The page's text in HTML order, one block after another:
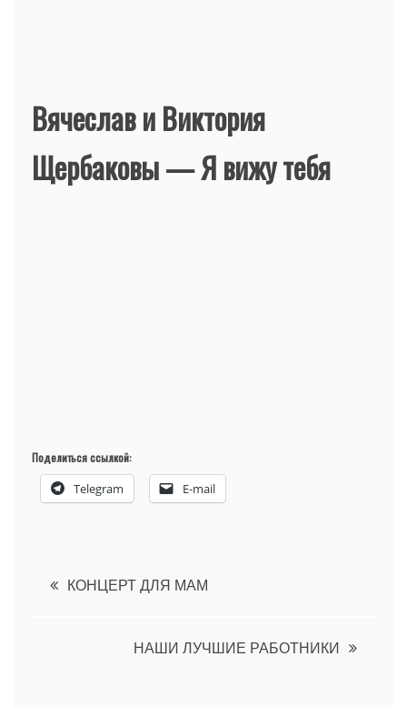
Вячеслав и Виктория
Щербаковы — Я вижу тебя
Поделиться ссылкой:
Telegram E-mail
Навигация
КОНЦЕРТ ДЛЯ МАМ
НАШИ ЛУЧШИЕ РАБОТНИКИ